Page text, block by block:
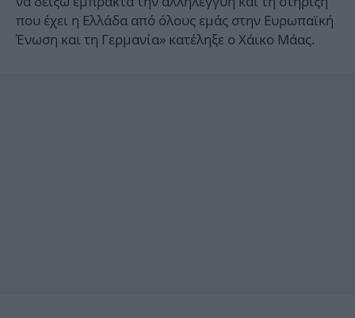
που έχει η Ελλάδα από όλους εμάς στην Ευρωπαϊκή
Ένωση και τη Γερμανία» κατέληξε ο Χάικο Μάας.